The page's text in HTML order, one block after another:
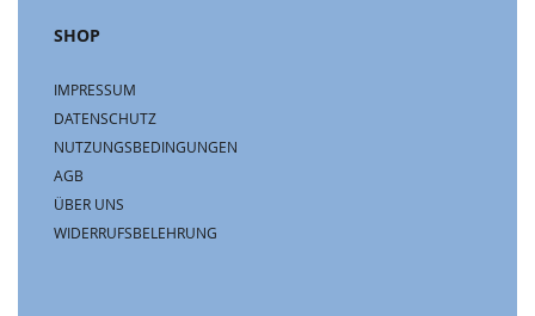
SHOP
IMPRESSUM
DATENSCHUTZ
NUTZUNGSBEDINGUNGEN
AGB
ÜBER UNS
WIDERRUFSBELEHRUNG